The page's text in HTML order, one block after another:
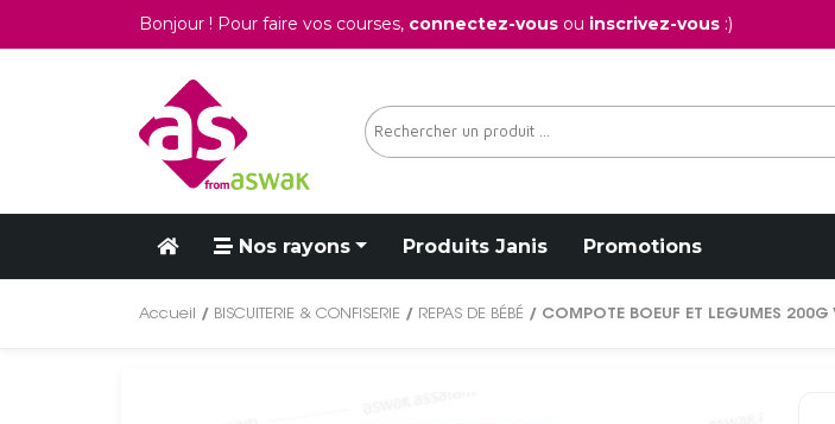
Bonjour ! Pour faire vos courses, connectez-vous ou inscrivez-vous :)
Nos rayons Produits Janis Promotions
Accueil / BISCUITERIE & CONFISERIE / REPAS DE BÉBÉ / COMPOTE BOEUF ET LEGUMES 200G